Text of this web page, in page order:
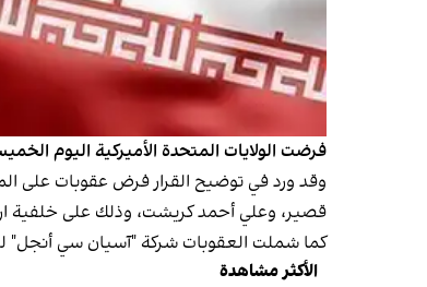
فرضت الولايات المتحدة الأميركية اليوم
وقد ورد في توضيح القرار فرض عقوبات على
قصير، وعلي أحمد كريشت، وذلك على خلفية
كما شملت العقوبات شركة "آسيان سي أنجل"
الأكثر مشاهدة